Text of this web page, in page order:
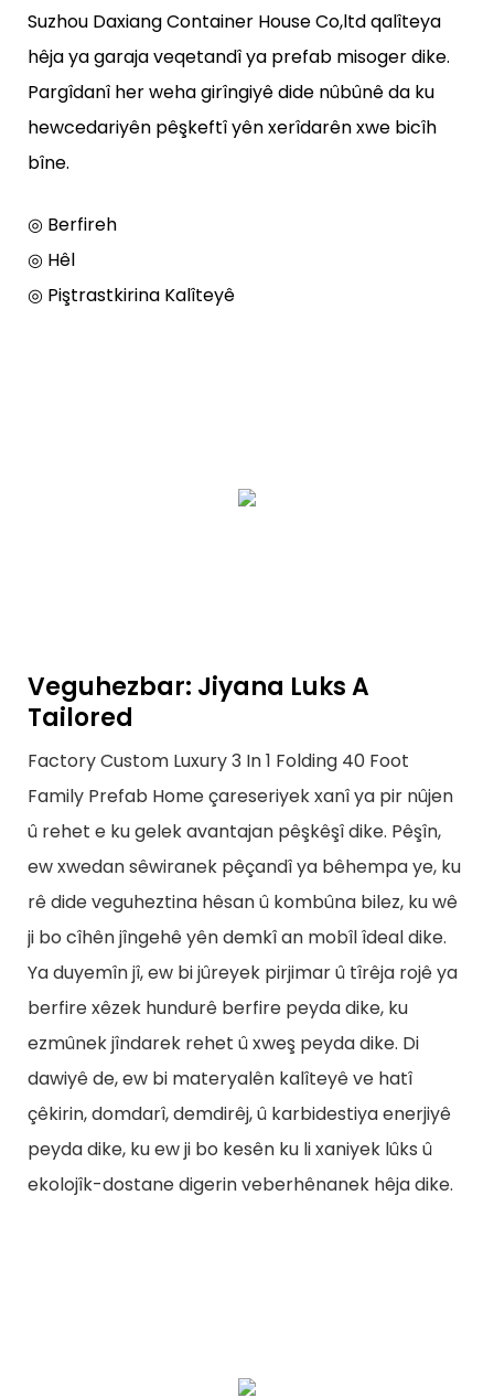
Suzhou Daxiang Container House Co,ltd qalîteya
hêja ya garaja veqetandî ya prefab misoger dike.
Pargîdanî her weha girîngiyê dide nûbûnê da ku
hewcedariyên pêşkeftî yên xerîdarên xwe bicîh
bîne.
◎ Berfireh
◎ Hêl
◎ Piştrastkirina Kalîteyê
Veguhezbar: Jiyana Luks A
Tailored
Factory Custom Luxury 3 In 1 Folding 40 Foot
Family Prefab Home çareseriyek xanî ya pir nûjen
û rehet e ku gelek avantajan pêşkêşî dike. Pêşîn,
ew xwedan sêwiranek pêçandî ya bêhempa ye, ku
rê dide veguheztina hêsan û kombûna bilez, ku wê
ji bo cîhên jîngehê yên demkî an mobîl îdeal dike.
Ya duyemîn jî, ew bi jûreyek pirjimar û tîrêja rojê ya
berfire xêzek hundurê berfire peyda dike, ku
ezmûnek jîndarek rehet û xweş peyda dike. Di
dawiyê de, ew bi materyalên kalîteyê ve hatî
çêkirin, domdarî, demdirêj, û karbidestiya enerjiyê
peyda dike, ku ew ji bo kesên ku li xaniyek lûks û
ekolojîk-dostane digerin veberhênanek hêja dike.